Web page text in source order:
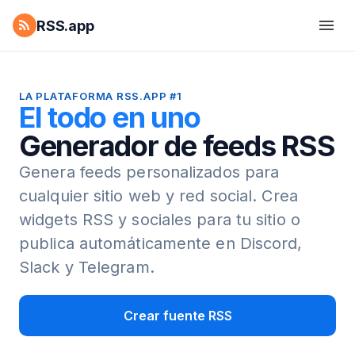
RSS.app
LA PLATAFORMA RSS.APP #1
El todo en uno
Generador de feeds RSS
Genera feeds personalizados para
cualquier sitio web y red social. Crea
widgets RSS y sociales para tu sitio o
publica automáticamente en Discord,
Slack y Telegram.
Crear fuente RSS